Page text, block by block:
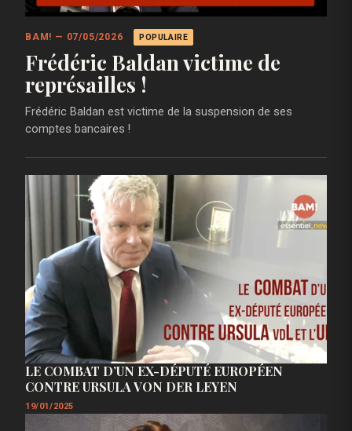
BAM! — 07/05/2026 POPULAIRE
Frédéric Baldan victime de
représailles !
Frédéric Baldan est victime de la suspension de ses
comptes bancaires !
LE COMBAT D’UN EX-DÉPUTÉ EUROPÉEN
CONTRE URSULA VON DER LEYEN
19/01/2025